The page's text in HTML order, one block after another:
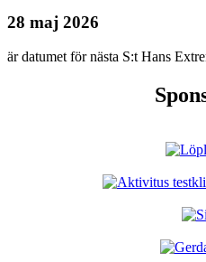
28 maj 2026
är datumet för nästa S:t Hans